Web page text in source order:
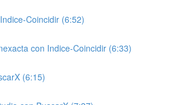
Coincidir (6:52)
con Indice-Coincidir (6:33)
(6:15)